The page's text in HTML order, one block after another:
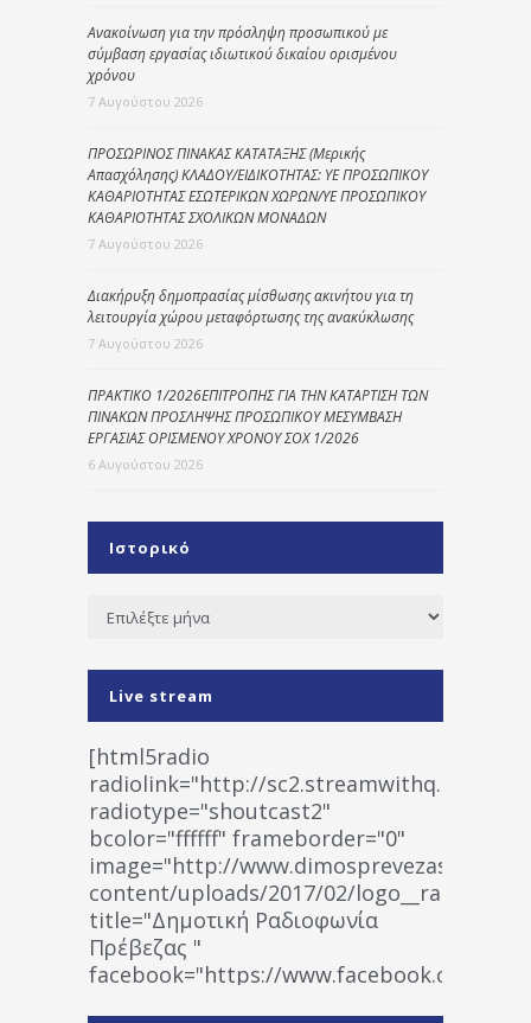
Ανακοίνωση για την πρόσληψη προσωπικού με
σύμβαση εργασίας ιδιωτικού δικαίου ορισμένου
χρόνου
7 Αυγούστου 2026
ΠΡΟΣΩΡΙΝΟΣ ΠΙΝΑΚΑΣ ΚΑΤΑΤΑΞΗΣ (Μερικής
Απασχόλησης) ΚΛΑΔΟΥ/ΕΙΔΙΚΟΤΗΤΑΣ: ΥΕ ΠΡΟΣΩΠΙΚΟΥ
ΚΑΘΑΡΙΟΤΗΤΑΣ ΕΣΩΤΕΡΙΚΩΝ ΧΩΡΩΝ/ΥΕ ΠΡΟΣΩΠΙΚΟΥ
ΚΑΘΑΡΙΟΤΗΤΑΣ ΣΧΟΛΙΚΩΝ ΜΟΝΑΔΩΝ
7 Αυγούστου 2026
Διακήρυξη δημοπρασίας μίσθωσης ακινήτου για τη
λειτουργία χώρου μεταφόρτωσης της ανακύκλωσης
7 Αυγούστου 2026
ΠΡΑΚΤΙΚΟ 1/2026ΕΠΙΤΡΟΠΗΣ ΓΙΑ ΤΗΝ ΚΑΤΑΡΤΙΣΗ ΤΩΝ
ΠΙΝΑΚΩΝ ΠΡΟΣΛΗΨΗΣ ΠΡΟΣΩΠΙΚΟΥ ΜΕΣΥΜΒΑΣΗ
ΕΡΓΑΣΙΑΣ ΟΡΙΣΜΕΝΟΥ ΧΡΟΝΟΥ ΣΟΧ 1/2026
6 Αυγούστου 2026
Ιστορικό
Ιστορικό
Live stream
[html5radio
radiolink="http://
radiotype="shoutcast2"
bcolor="ffffff" frameborder="0"
image="http://www.dimosprevezas.gr/wp-
content/uploads/2017/02/
title="Δημοτική Ραδιοφωνία
Πρέβεζας "
facebook="https://www.facebook.com/